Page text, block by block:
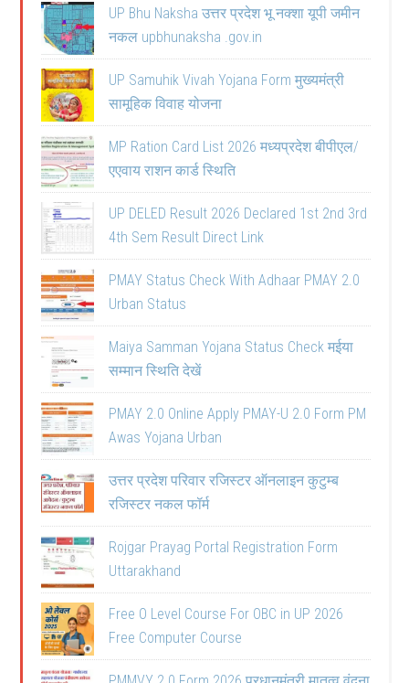
UP Bhu Naksha उत्तर प्रदेश भू नक्शा यूपी जमीन
नकल upbhunaksha .gov.in
UP Samuhik Vivah Yojana Form मुख्यमंत्री
सामूहिक विवाह योजना
MP Ration Card List 2026 मध्यप्रदेश बीपीएल/
एएवाय राशन कार्ड स्थिति
UP DELED Result 2026 Declared 1st 2nd 3rd
4th Sem Result Direct Link
PMAY Status Check With Adhaar PMAY 2.0
Urban Status
Maiya Samman Yojana Status Check मईया
सम्मान स्थिति देखें
PMAY 2.0 Online Apply PMAY-U 2.0 Form PM
Awas Yojana Urban
उत्तर प्रदेश परिवार रजिस्टर ऑनलाइन कुटुम्ब
रजिस्टर नकल फॉर्म
Rojgar Prayag Portal Registration Form
Uttarakhand
Free O Level Course For OBC in UP 2026
Free Computer Course